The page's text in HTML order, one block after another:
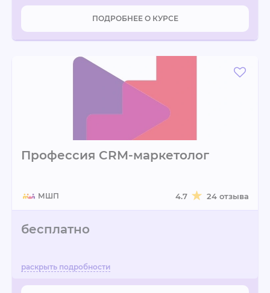
ПОДРОБНЕЕ О КУРСЕ
Профессия CRM-маркетолог
МШП 4.7 24 отзыва
бесплатно